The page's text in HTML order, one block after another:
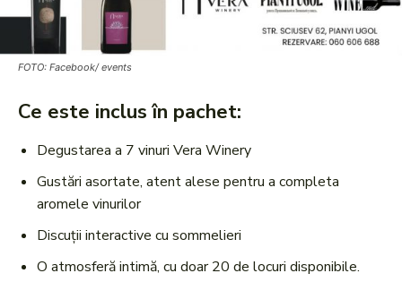
FOTO: Facebook/ events
Ce este inclus în pachet:
Degustarea a 7 vinuri Vera Winery
Gustări asortate, atent alese pentru a completa
aromele vinurilor
Discuții interactive cu sommelieri
O atmosferă intimă, cu doar 20 de locuri disponibile.